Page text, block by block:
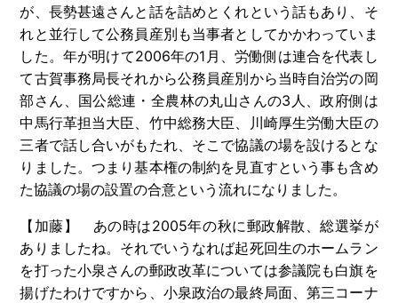
が、長勢甚遠さんと話を詰めとくれという話もあり、そ
れと並行して公務員産別も当事者としてかかわっていま
した。年が明けて2006年の1 月、労働側は連合を代表し
て古賀事務局長それから公務員産別から当時自治労の岡
部さん、国公総連・全農林の丸山さんの3 人、政府側は
中馬行革担当大臣、竹中総務大臣、川崎厚生労働大臣の
三者で話し合いがもたれ、そこで協議の場を設けるとな
りました。つまり基本権の制約を見直すという事も含め
た協議の場の設置の合意という流れになりました。
【加藤】 あの時は2005年の秋に郵政解散、総選挙が
ありましたね。それでいうなれば起死回生のホームラン
を打った小泉さんの郵政改革については参議院も白旗を
揚げたわけですから、小泉政治の最終局面、第三コーナ